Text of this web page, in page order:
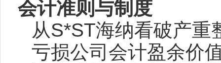
会计准则与制度
从S*ST海纳看破产重
亏损公司会计盈余价